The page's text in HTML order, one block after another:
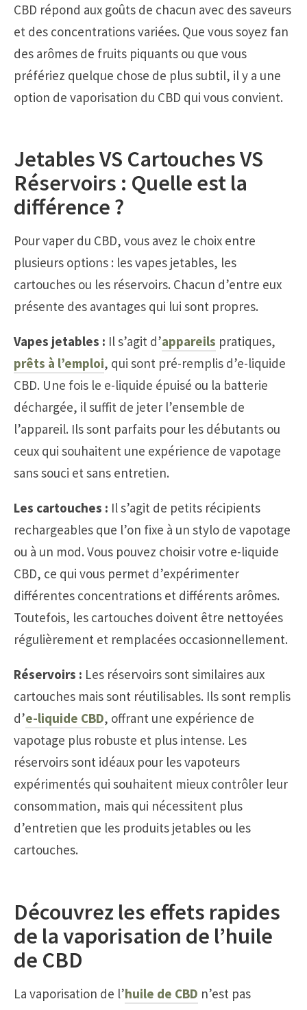
CBD répond aux goûts de chacun avec des saveurs
et des concentrations variées. Que vous soyez fan
des arômes de fruits piquants ou que vous
préfériez quelque chose de plus subtil, il y a une
option de vaporisation du CBD qui vous convient.
Jetables VS Cartouches VS
Réservoirs : Quelle est la
différence ?
Pour vaper du CBD, vous avez le choix entre
plusieurs options : les vapes jetables, les
cartouches ou les réservoirs. Chacun d’entre eux
présente des avantages qui lui sont propres.
Vapes jetables : Il s’agit d’appareils pratiques,
prêts à l’emploi, qui sont pré-remplis d’e-liquide
CBD. Une fois le e-liquide épuisé ou la batterie
déchargée, il suffit de jeter l’ensemble de
l’appareil. Ils sont parfaits pour les débutants ou
ceux qui souhaitent une expérience de vapotage
sans souci et sans entretien.
Les cartouches : Il s’agit de petits récipients
rechargeables que l’on fixe à un stylo de vapotage
ou à un mod. Vous pouvez choisir votre e-liquide
CBD, ce qui vous permet d’expérimenter
différentes concentrations et différents arômes.
Toutefois, les cartouches doivent être nettoyées
régulièrement et remplacées occasionnellement.
Réservoirs : Les réservoirs sont similaires aux
cartouches mais sont réutilisables. Ils sont remplis
d’e-liquide CBD, offrant une expérience de
vapotage plus robuste et plus intense. Les
réservoirs sont idéaux pour les vapoteurs
expérimentés qui souhaitent mieux contrôler leur
consommation, mais qui nécessitent plus
d’entretien que les produits jetables ou les
cartouches.
Découvrez les effets rapides
de la vaporisation de l’huile
de CBD
La vaporisation de l’huile de CBD n’est pas